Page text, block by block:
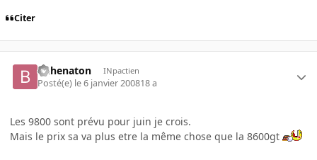
Citer
bkhenaton INpactien
Posté(e) le 6 janvier 200818 a
Les 9800 sont prévu pour juin je crois.
Mais le prix sa va plus etre la même chose que la 8600gt